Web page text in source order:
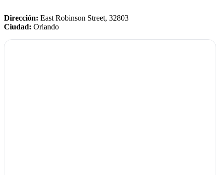
Dirección: East Robinson Street, 32803
Ciudad: Orlando